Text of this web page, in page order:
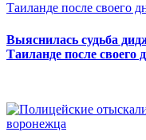
Выяснилась судьба
Таиланде после своего